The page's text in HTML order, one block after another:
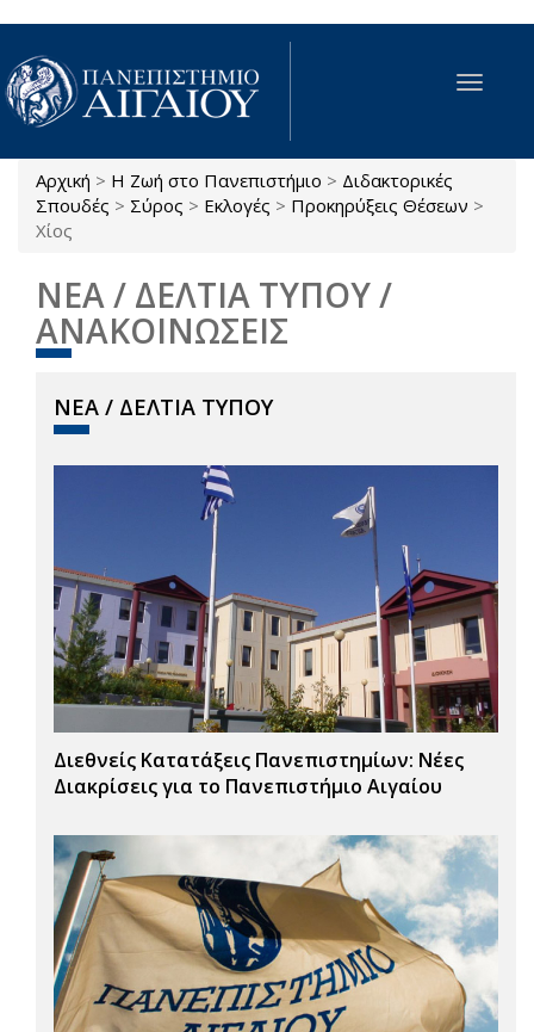
Παράκαμψη προς το κυρίως περιεχόμενο
Toggle
Είστε εδώ
Αρχική > Η Ζωή στο Πανεπιστήμιο > Διδακτορικές
Σπουδές > Σύρος > Εκλογές > Προκηρύξεις Θέσεων >
Χίος
ΝΕΑ / ΔΕΛΤΙΑ ΤΥΠΟΥ /
ΑΝΑΚΟΙΝΩΣΕΙΣ
ΝΕΑ / ΔΕΛΤΙΑ ΤΥΠΟΥ
Διεθνείς Κατατάξεις Πανεπιστημίων: Νέες
Διακρίσεις για το Πανεπιστήμιο Αιγαίου